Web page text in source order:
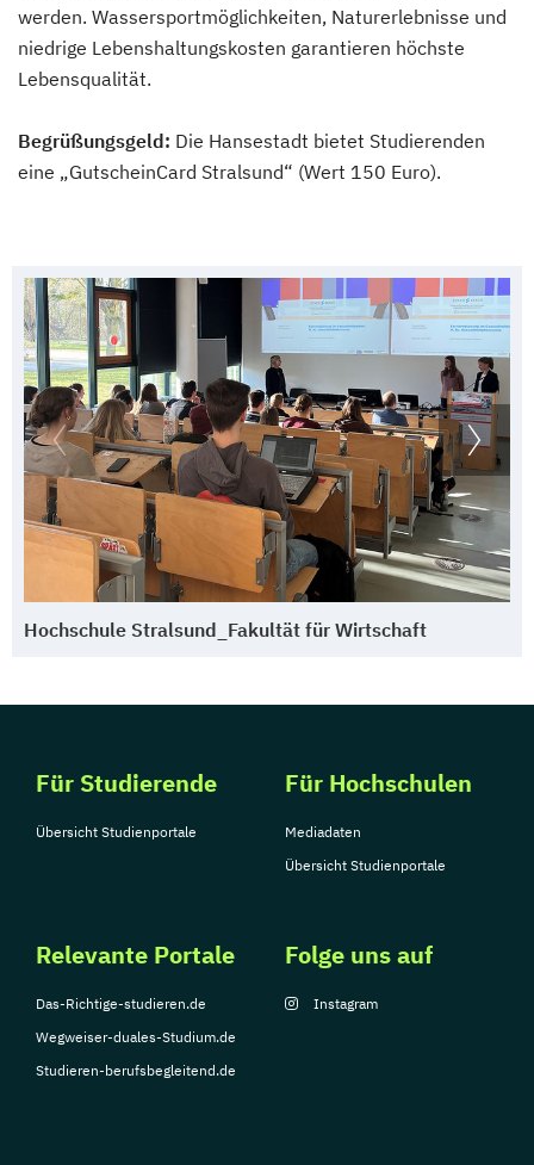
werden. Wassersportmöglichkeiten, Naturerlebnisse und
niedrige Lebenshaltungskosten garantieren höchste
Lebensqualität.
Begrüßungsgeld: Die Hansestadt bietet Studierenden
eine „GutscheinCard Stralsund“ (Wert 150 Euro).
Hochschule Stralsund_Fakultät für Wirtschaft
Für Studierende
Übersicht Studienportale
Für Hochschulen
Mediadaten
Übersicht Studienportale
Relevante Portale
Das-Richtige-studieren.de
Wegweiser-duales-Studium.de
Studieren-berufsbegleitend.de
Folge uns auf
Instagram